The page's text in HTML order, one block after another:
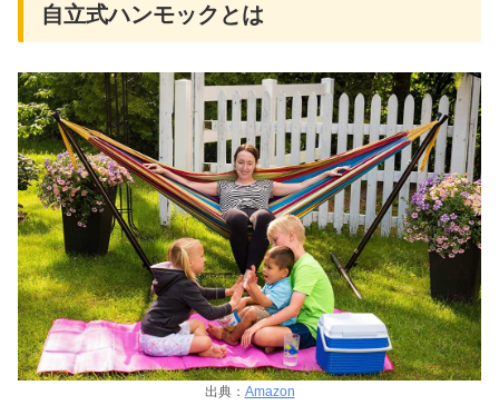
自立式ハンモックとは
出典： Amazon